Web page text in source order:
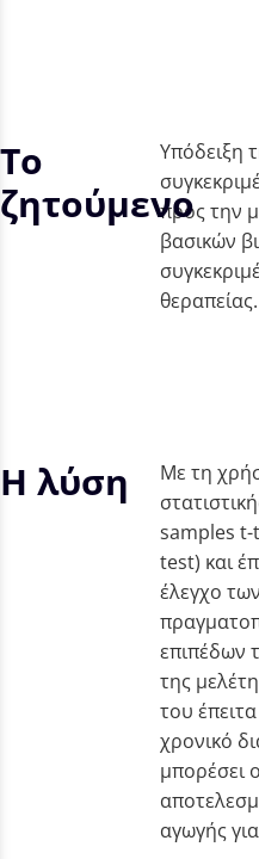
Το
ζητούμενο
Υπόδειξη
προς την
βασικών
θεραπείας.
Η λύση
Με τη
samples
test) και
έλεγχο
επιπέδων
της
του
χρονικό
μπορέσει
αγωγής